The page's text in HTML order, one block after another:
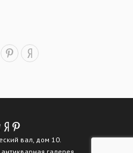
вал, дом 10.